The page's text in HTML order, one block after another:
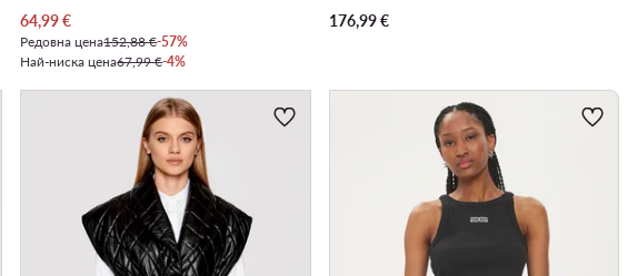
Актуална цена
64,99€
Редовна цена152,88 €-57%
Най-ниска цена67,99 €-4%
176,99€